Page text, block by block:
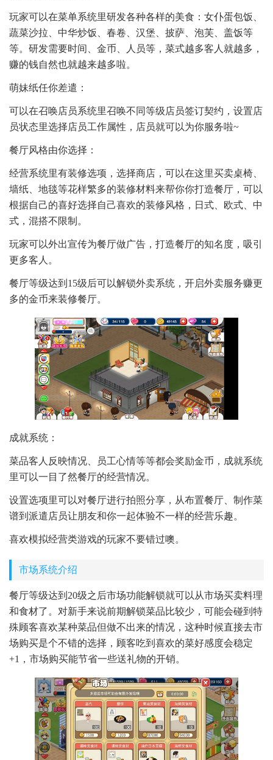
玩家可以在菜单系统里研发各种各样的美食：女仆蛋包饭、
蔬菜沙拉、中华炒饭、春卷、汉堡、披萨、泡芙、盖饭等
等。研发需要时间、金币、人员等，菜式越多客人就越多，
赚的钱自然也就越来越多啦。
萌妹纸任你差遣：
可以在召唤店员系统里召唤不同等级店员签订契约，设置店
员状态里选择店员工作属性，店员就可以为你服务啦~
餐厅风格由你选择：
经营系统里有装修选项，选择商店，可以在这里买卖桌椅、
墙纸、地毯等花样繁多的装修材料来帮你你打造餐厅，可以
根据自己的喜好选择自己喜欢的装修风格，日式、欧式、中
式，混搭不限制。
玩家可以外出宣传为餐厅做广告，打造餐厅的知名度，吸引
更多客人。
餐厅等级达到15级后可以解锁外卖系统，开启外卖服务赚更
多的金币来装修餐厅。
成就系统：
菜品客人反映情况、员工心情等等都会奖励金币，成就系统
里可以一目了然餐厅的经营情况。
设置选项里可以对餐厅进行拍照分享，从布置餐厅、制作菜
谱到派遣店员让朋友和你一起体验不一样的经营乐趣。
喜欢模拟经营类游戏的玩家不要错过噢。
市场系统介绍
餐厅等级达到20级之后市场功能解锁就可以从市场买卖料理
和食材了。对新手来说前期解锁菜品比较少，可能会碰到特
殊顾客喜欢某种菜品但做不出来的情况，这种时候直接去市
场购买是个不错的选择，顾客吃到喜欢的菜好感度会稳定
+1，市场购买能节省一些送礼物的开销。